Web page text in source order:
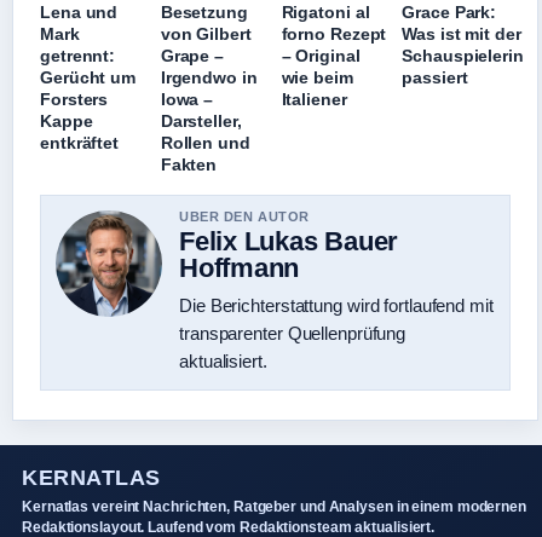
Lena und
Mark
getrennt:
Gerücht um
Forsters
Kappe
entkräftet
Besetzung
von Gilbert
Grape –
Irgendwo in
Iowa –
Darsteller,
Rollen und
Fakten
Rigatoni al
forno Rezept
– Original
wie beim
Italiener
Grace Park:
Was ist mit der
Schauspielerin
passiert
UBER DEN AUTOR
Felix Lukas Bauer
Hoffmann
Die Berichterstattung wird fortlaufend mit
transparenter Quellenprüfung
aktualisiert.
KERNATLAS
Kernatlas vereint Nachrichten, Ratgeber und Analysen in einem modernen
Redaktionslayout. Laufend vom Redaktionsteam aktualisiert.